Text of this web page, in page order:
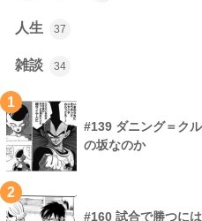
人生 37
雑談 34
1
#139 ダニング＝ク
の坂なのか
2
#160 試合で勝つに